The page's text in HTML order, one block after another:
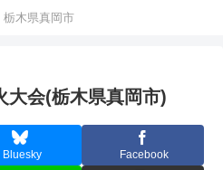
栃木県真岡市
大会(栃木県真岡市)
Bluesky Facebook